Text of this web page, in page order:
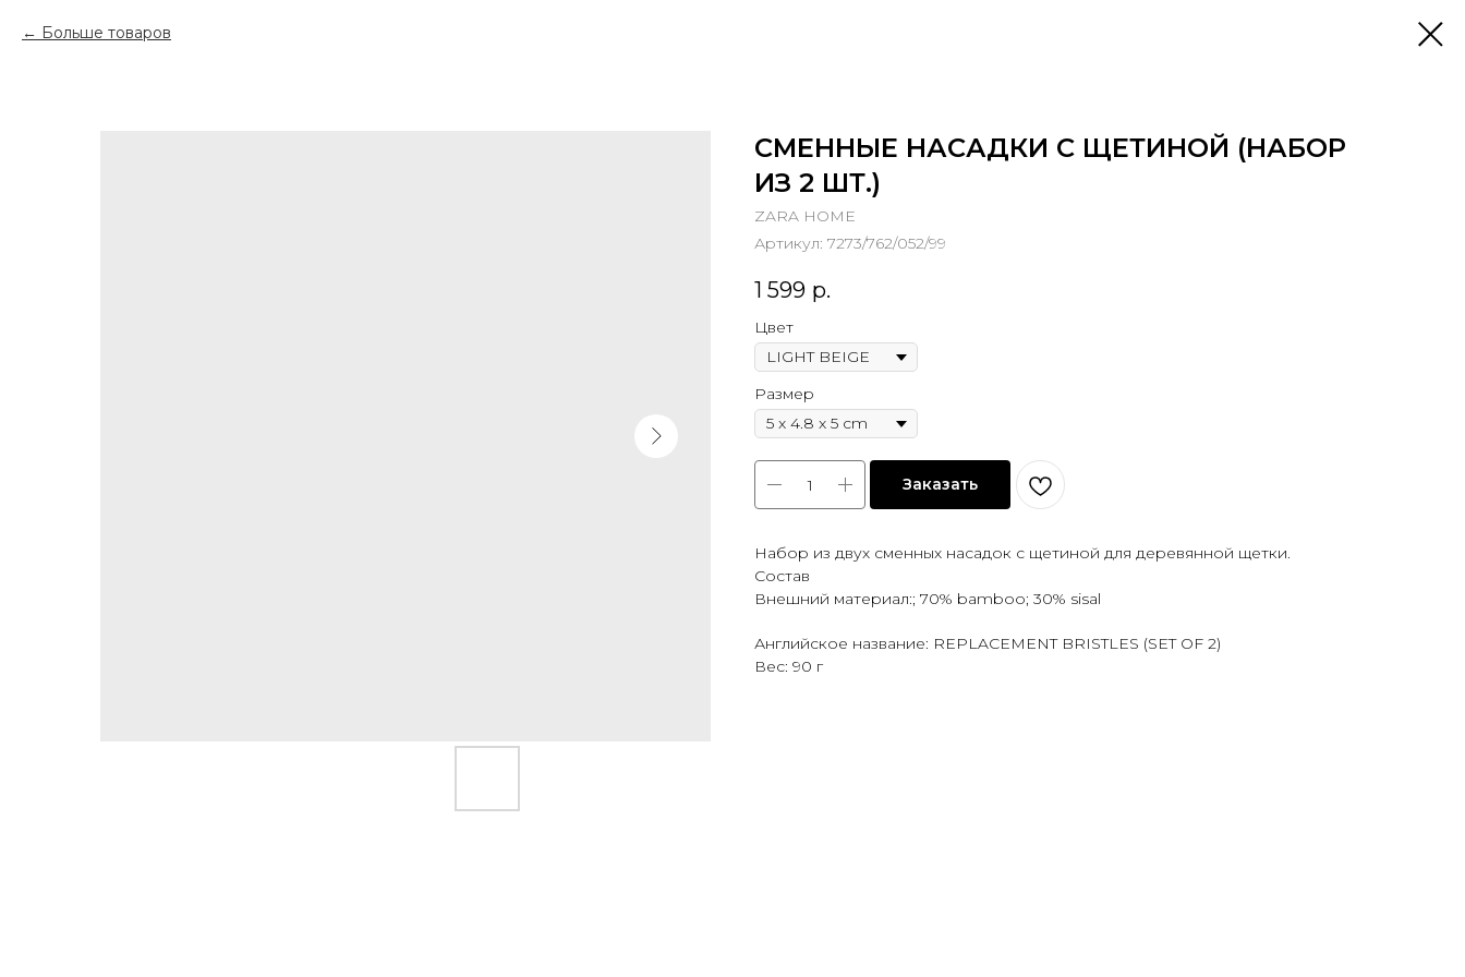
Больше товаров
СМЕННЫЕ НАСАДКИ С ЩЕТИНОЙ (НАБОР
ИЗ 2 ШТ.)
ZARA HOME
Артикул: 7273/762/052/99
1 599 р.
Цвет
Размер
Заказать
Набор из двух сменных насадок с щетиной для деревянной щетки.
Состав
Внешний материал:; 70% bamboo; 30% sisal
Английское название: REPLACEMENT BRISTLES (SET OF 2)
Вес: 90 г